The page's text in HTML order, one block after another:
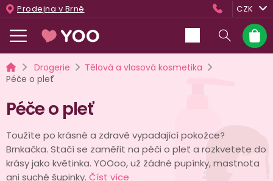
Přejít
na
obsah
Prodejna v Brně CZK
košík
DomůDrogerie
Tělová a vlasová kosmetika
Péče o pleť
Péče o pleť
Toužíte po krásné a zdravě vypadající pokožce?
Brnkačka. Stačí se zaměřit na péči o pleť a rozkvetete do
krásy jako květinka. YOOoo, už žádné pupínky, mastnota
ani suché šupinky. Číst více